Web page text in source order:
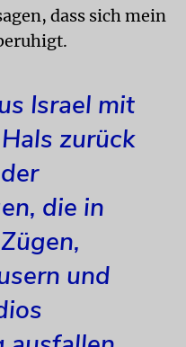
dass sich mein
Israel mit
zurück
die in
und